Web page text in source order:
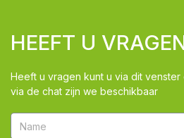
HEEFT U
Heeft u vragen kunt u via dit
via de chat zijn we beschikbaar